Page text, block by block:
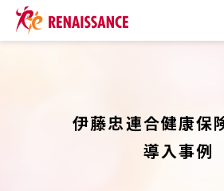
伊藤忠連合健康保
導入事例